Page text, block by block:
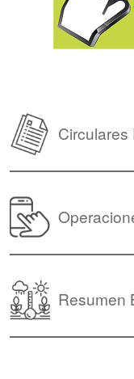
Circulares
Resumen